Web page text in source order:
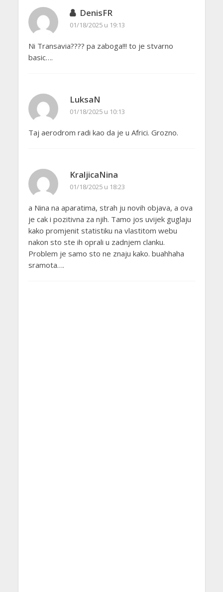
DenisFR
01/18/2025 u 19:13
Ni Transavia???? pa zaboga!!! to je stvarno
basic….
LuksaN
01/18/2025 u 10:13
Taj aerodrom radi kao da je u Africi. Grozno.
KraljicaNina
01/18/2025 u 18:23
a Nina na aparatima, strah ju novih objava, a ova
je cak i pozitivna za njih. Tamo jos uvijek guglaju
kako promjenit statistiku na vlastitom webu
nakon sto ste ih oprali u zadnjem clanku.
Problem je samo sto ne znaju kako. buahhaha
sramota….